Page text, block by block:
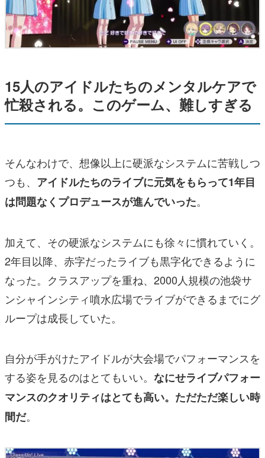
15人のアイドルたちのメンタルケアで
忙殺される。このゲーム、難しすぎる
そんなわけで、想像以上に硬派なシステムに苦戦しつ
つも、 アイドルたちのライブに元気をもらって1年目
は問題なくプロデュースが進んでいった。
加えて、その硬派なシステムにも徐々に慣れていく。
2年目以降、赤字だったライブも黒字化できるように
なった。クラスアップを重ね、2000人規模の池袋サ
ンシャインシティ噴水広場でライブができるまでにグ
ループは成長していた。
自分が手がけたアイドルが大会場でパフォーマンスを
する姿を見るのはとてもいい。 なにせライブパフォー
マンスのクオリティはとても高い。ただただ楽しい時
間だ。